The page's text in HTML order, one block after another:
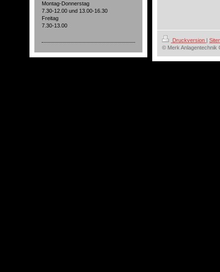
Montag-Donnerstag
7.30-12.00 und 13.00-16.30
Freitag
7.30-13.00
Druckversion |
© Merk Anlagentechnik